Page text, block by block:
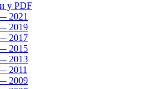
у PDF
2021
2019
2017
2015
2013
2011
2009